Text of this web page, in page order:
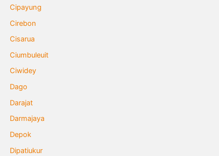
Cipayung
Cirebon
Cisarua
Ciumbuleuit
Ciwidey
Dago
Darajat
Darmajaya
Depok
Dipatiukur